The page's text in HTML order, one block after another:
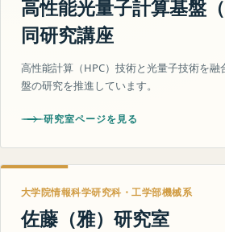
高性能光量子計算基盤（
同研究講座
高性能計算（HPC）技術と光量子技術を融
盤の研究を推進しています。
研究室ページを見る
大学院情報科学研究科・工学部機械系
佐藤（雅）研究室